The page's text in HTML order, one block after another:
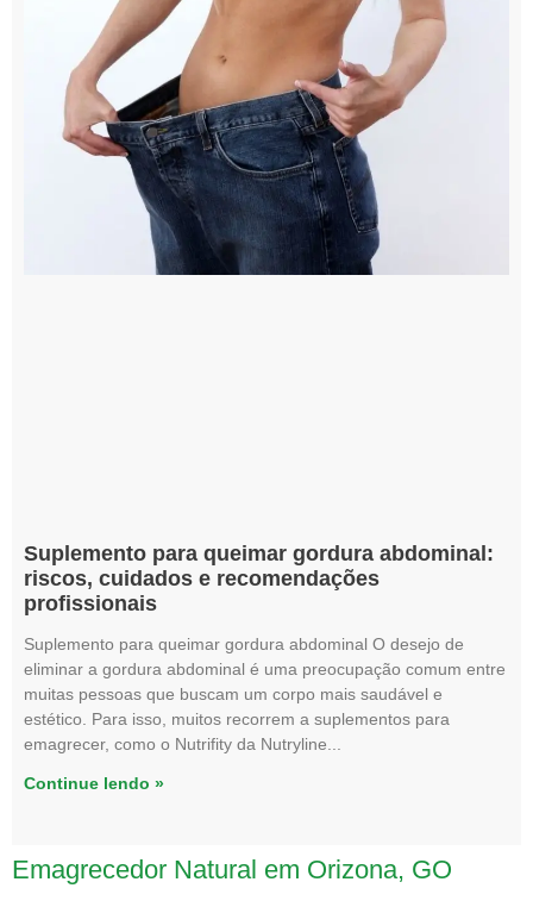
Suplemento para queimar gordura abdominal:
riscos, cuidados e recomendações
profissionais
Suplemento para queimar gordura abdominal O desejo de
eliminar a gordura abdominal é uma preocupação comum entre
muitas pessoas que buscam um corpo mais saudável e
estético. Para isso, muitos recorrem a suplementos para
emagrecer, como o Nutrifity da Nutryline
Continue lendo »
Emagrecedor Natural em Orizona, GO